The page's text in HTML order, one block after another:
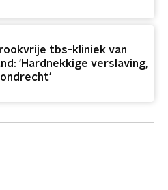
tbs-kliniek van
'Hardnekkige verslaving,